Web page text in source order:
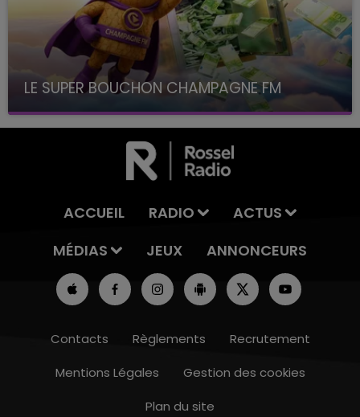
LE SUPER BOUCHON CHAMPAGNE FM
avec La Famille Champagne FM, à 8H10
ACCUEIL RADIO
ACTUS
MÉDIAS
JEUX ANNONCEURS
Contacts Règlements
Recrutement
Mentions Légales
Gestion des cookies
Plan du site